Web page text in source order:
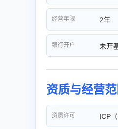
经营年限 2年
银行开户 未开
资质与经营范
资质许可 ICP